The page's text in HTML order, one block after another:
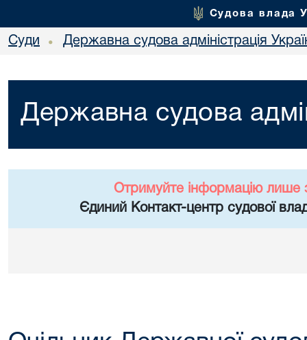
Судова влада
Суди • Державна судова адміністрація
Державна судова
Отримуйте інформацію лише
Єдиний Контакт-центр судової